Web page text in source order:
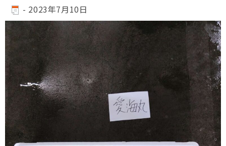
- 2023年7月10日